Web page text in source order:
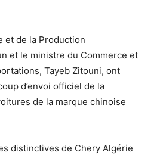
et de la Production
et le ministre du Commerce et
Tayeb Zitouni, ont
d’envoi officiel de la
de la marque chinoise
distinctives de Chery Algérie